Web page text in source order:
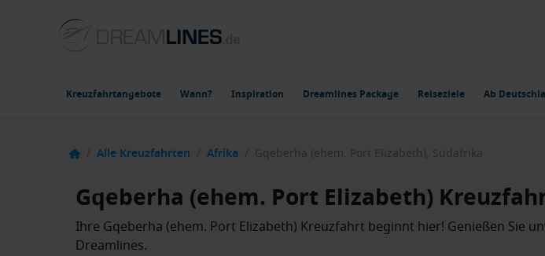
Kreuzfahrtangebote Wann? Inspiration Dreamlines Package Reiseziele Ab
/ Alle Kreuzfahrten / Afrika / Gqeberha (ehem. Port Elizabeth), Südafrika
Gqeberha (ehem. Port Elizabeth)
Ihre Gqeberha (ehem. Port Elizabeth) Kreuzfahrt beginnt hier! Genießen Sie
Dreamlines.